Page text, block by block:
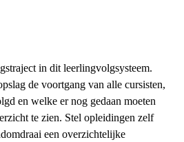
in dit leerlingvolgsysteem.
de voortgang van alle cursisten,
en welke er nog gedaan moeten
te zien. Stel opleidingen zelf
een overzichtelijke